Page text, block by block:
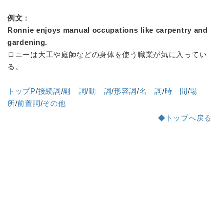
例文 :
Ronnie enjoys manual occupations like carpentry and
gardening.
ロニーは大工や庭師などの身体を使う職業が気に入ってい
る。
トップP/接続詞/副 詞/動 詞/形容詞/名 詞/時 間/場
所/前置詞/その他
◆トップへ戻る